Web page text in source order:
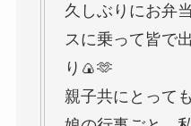
久しぶりにお弁
スに乗って皆で
り🍙🫶
親子共にとって